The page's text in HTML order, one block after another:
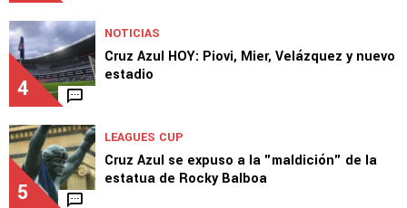
4
NOTICIAS
Cruz Azul HOY: Piovi, Mier, Velázquez y nuevo
estadio
5
LEAGUES CUP
Cruz Azul se expuso a la "maldición" de la
estatua de Rocky Balboa